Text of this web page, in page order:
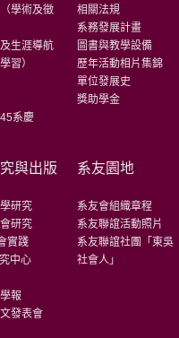
學術及徵
生涯導航
習）
系慶
相關法規
系務發展計畫
圖書與教學設備
歷年活動相片集錦
單位發展史
獎助學金
與出版
研究
研究
實踐
中心
報
發表會
系友園地
系友會組織章程
系友聯誼活動照片
系友聯誼社團「東吳
社會人」